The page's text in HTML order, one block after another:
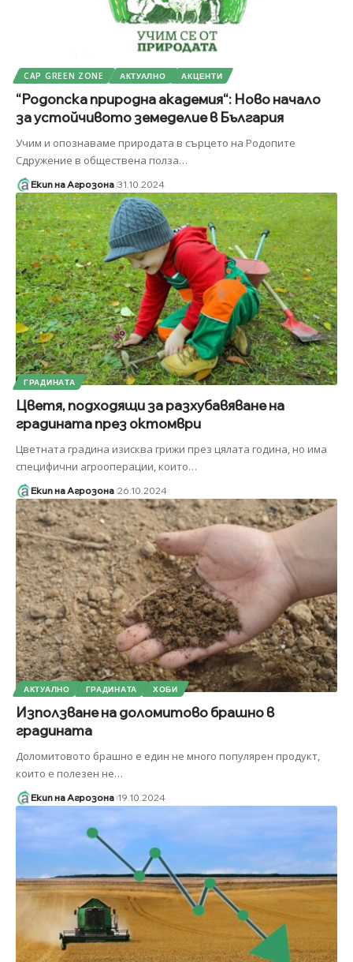
CAP GREEN ZONE АКТУАЛНО АКЦЕНТИ
“Родопска природна академия“: Ново начало
за устойчивото земеделие в България
Учим и опознаваме природата в сърцето на Родопите
Сдружение в обществена полза…
Екип на Агрозона 31.10.2024
ГРАДИНАТА
Цветя, подходящи за разхубавяване на
градината през октомври
Цветната градина изисква грижи през цялата година, но има
специфични агрооперации, които…
Екип на Агрозона 26.10.2024
АКТУАЛНО ГРАДИНАТА ХОБИ
Използване на доломитово брашно в
градината
Доломитовото брашно е един не много популярен продукт,
които е полезен не…
Екип на Агрозона 19.10.2024